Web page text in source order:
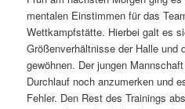
mentalen Einstimmen für das
Wettkampfstätte. Hierbei galt es
Größenverhältnisse der Halle und
gewöhnen. Der jungen
Durchlauf noch anzumerken und
Fehler. Den Rest des Trainings